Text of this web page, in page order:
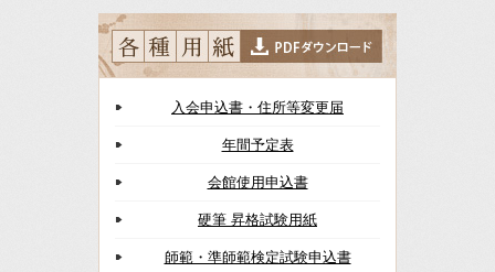
入会申込書・住所等変更届
年間予定表
会館使用申込書
硬筆 昇格試験用紙
師範・準師範検定試験申込書